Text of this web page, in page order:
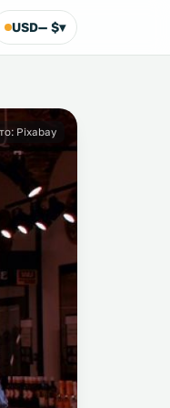
USD— $▾
Pixabay